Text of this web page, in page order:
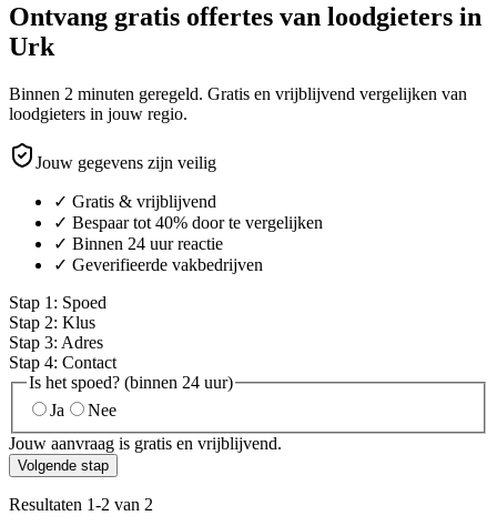
Ontvang gratis offertes van loodgieters in
Urk
Binnen 2 minuten geregeld. Gratis en vrijblijvend vergelijken van
loodgieters in jouw regio.
Jouw gegevens zijn veilig
✓ Gratis & vrijblijvend
✓ Bespaar tot 40% door te vergelijken
✓ Binnen 24 uur reactie
✓ Geverifieerde vakbedrijven
Stap 1 : Spoed
Stap 2: Klus
Stap 3: Adres
Stap 4: Contact
Is het spoed? (binnen 24 uur)
Ja
Nee
Jouw aanvraag is gratis en vrijblijvend.
Volgende stap
Resultaten 1-2 van 2